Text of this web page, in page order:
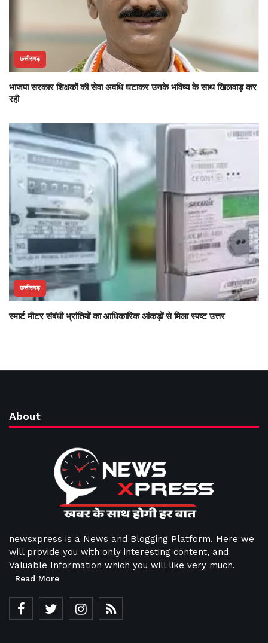
छत्तीसगढ़
भाजपा सरकार शिक्षकों की सेवा अवधि घटाकर उनके भविष्य के साथ खिलवाड़ कर
रही
छत्तीसगढ़
स्मार्ट मीटर संबंधी भ्रांतियों का आधिकारिक आंकड़ों से मिला स्पष्ट उत्तर
About
newsxpress is a News and Blogging Platform. Here we
will provide you with only interesting content, and
Valuable Information which you will like very much.
Read More